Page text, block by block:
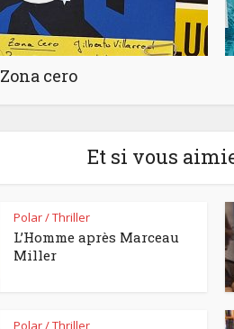
Zona cero
Et si vous
Polar / Thriller
L’Homme après Marceau
Miller
Polar / Thriller